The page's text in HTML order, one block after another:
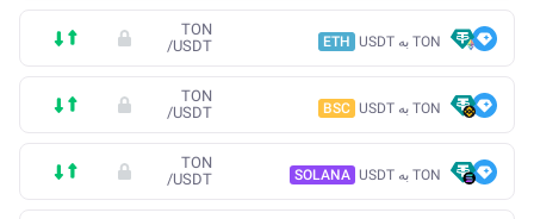
TON به USDT ETH
TON
/USDT
TON به USDT BSC
TON
/USDT
TON به USDT SOLANA
TON
/USDT